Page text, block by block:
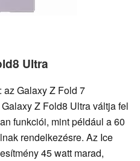
Ultra
az Galaxy Z Fold 7
Z Fold8 Ultra váltja fel
funkciói, mint például a 60
rendelkezésre. Az Ice
45 watt marad,